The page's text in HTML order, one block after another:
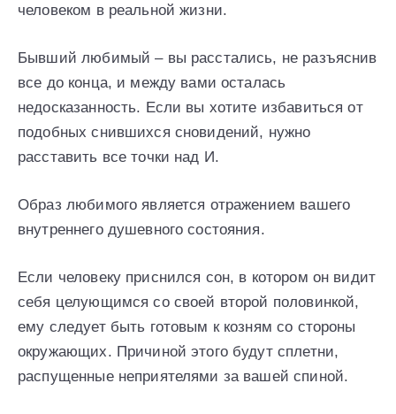
человеком в реальной жизни.
Бывший любимый – вы расстались, не разъяснив
все до конца, и между вами осталась
недосказанность. Если вы хотите избавиться от
подобных снившихся сновидений, нужно
расставить все точки над И.
Образ любимого является отражением вашего
внутреннего душевного состояния.
Если человеку приснился сон, в котором он видит
себя целующимся со своей второй половинкой,
ему следует быть готовым к козням со стороны
окружающих. Причиной этого будут сплетни,
распущенные неприятелями за вашей спиной.